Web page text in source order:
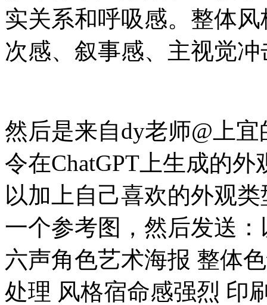
实关系和呼吸感。整体
次感、叙事感、主视觉
然后是来自dy老师@上
令在ChatGPT上生成的
以加上自己喜欢的外观
一个参考图，然后发送
六声角色艺术海报 整体
处理 风格宿命感强烈 印